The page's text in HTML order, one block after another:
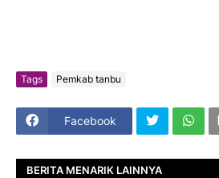
Tags Pemkab tanbu
Facebook
BERITA MENARIK LAINNYA